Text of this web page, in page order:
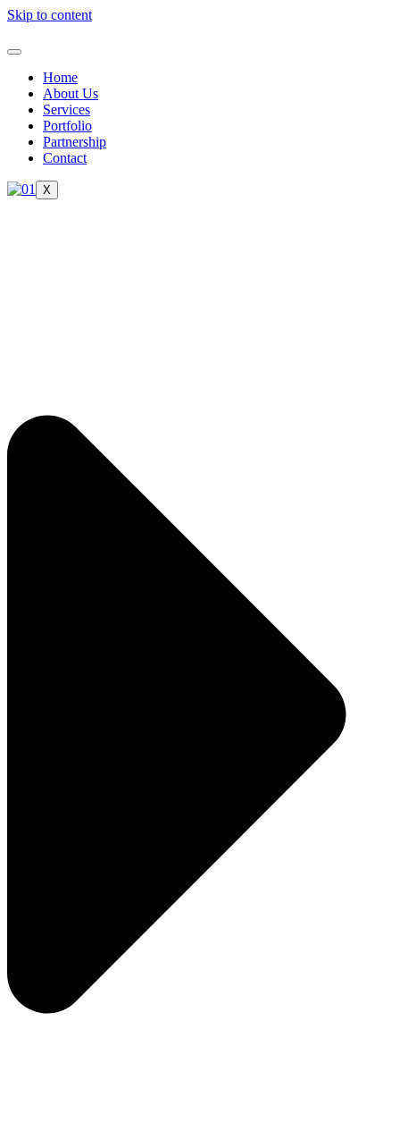
Skip to content
Home
About Us
Services
Portfolio
Partnership
Contact
X